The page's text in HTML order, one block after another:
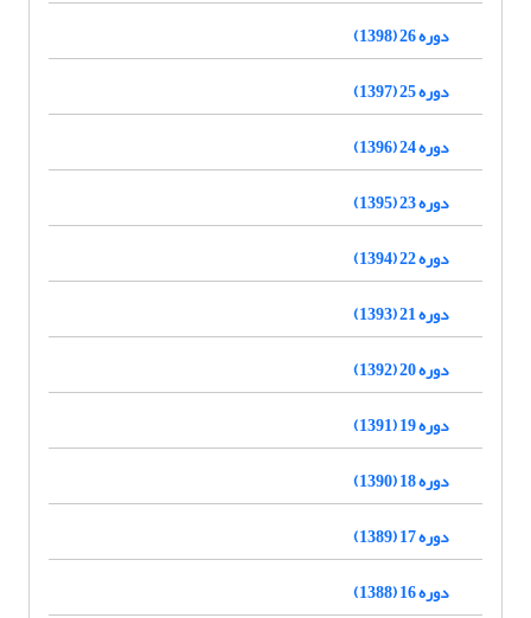
دوره 26 (1398)
دوره 25 (1397)
دوره 24 (1396)
دوره 23 (1395)
دوره 22 (1394)
دوره 21 (1393)
دوره 20 (1392)
دوره 19 (1391)
دوره 18 (1390)
دوره 17 (1389)
دوره 16 (1388)